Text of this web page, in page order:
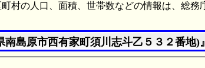
町村の人口、面積、世帯数などの情報は、総
南島原市西有家町須川志斗乙５３２番地)